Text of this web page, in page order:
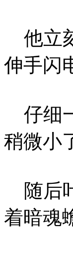
他立
伸手闪
仔细
稍微小
随后
着暗魂